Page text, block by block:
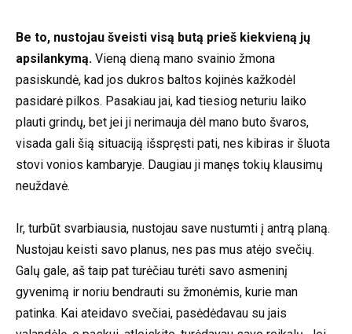
Be to, nustojau šveisti visą butą prieš kiekvieną jų
apsilankymą. Vieną dieną mano svainio žmona
pasiskundė, kad jos dukros baltos kojinės kažkodėl
pasidarė pilkos. Pasakiau jai, kad tiesiog neturiu laiko
plauti grindų, bet jei ji nerimauja dėl mano buto švaros,
visada gali šią situaciją išspręsti pati, nes kibiras ir šluota
stovi vonios kambaryje. Daugiau ji manęs tokių klausimų
neuždavė.
Ir, turbūt svarbiausia, nustojau save nustumti į antrą planą.
Nustojau keisti savo planus, nes pas mus atėjo svečių.
Galų gale, aš taip pat turėčiau turėti savo asmeninį
gyvenimą ir noriu bendrauti su žmonėmis, kurie man
patinka. Kai ateidavo svečiai, pasėdėdavau su jais